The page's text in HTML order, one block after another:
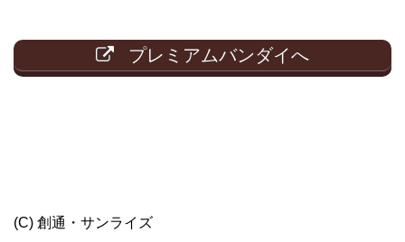
プレミアムバンダイへ
(C) 創通・サンライズ